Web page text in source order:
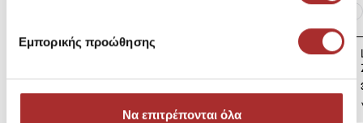
Εμπορικής προώθησης
Να επιτρέπονται όλα
LAPIN HOUSE Βρεφική